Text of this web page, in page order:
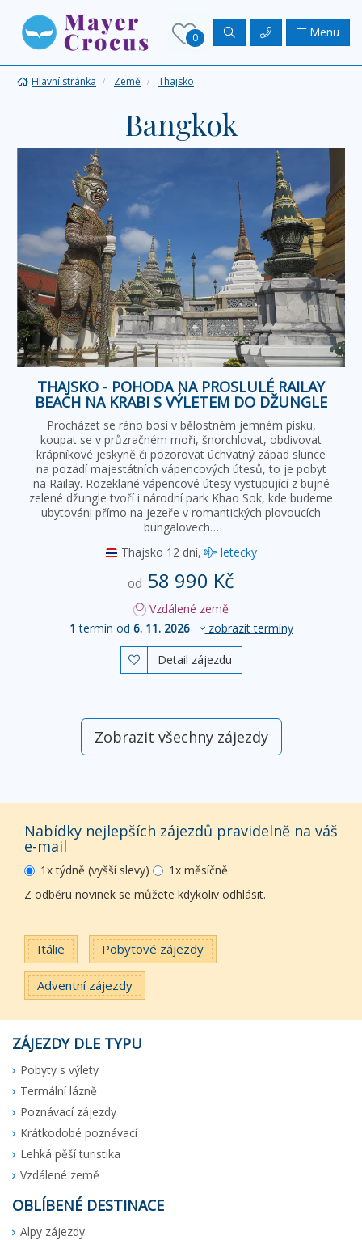
0 Menu
Hlavní stránka Země Thajsko
Bangkok
THAJSKO - POHODA NA PROSLULÉ RAILAY
BEACH NA KRABI S VÝLETEM DO DŽUNGLE
Procházet se ráno bosí v bělostném jemném písku,
koupat se v průzračném moři, šnorchlovat, obdivovat
krápníkové jeskyně či pozorovat úchvatný západ slunce
na pozadí majestátních vápencových útesů, to je pobyt
na Railay. Rozeklané vápencové útesy vystupující z bujné
zelené džungle tvoří i národní park Khao Sok, kde budeme
ubytováni přímo na jezeře v romantických plovoucích
bungalovech…
Thajsko 12 dní, letecky
od 58 990 Kč
Vzdálené země
1 termín od 6. 11. 2026 zobrazit termíny
 Detail zájezdu
Zobrazit všechny zájezdy
Nabídky nejlepších zájezdů pravidelně na váš
e-mail
1x týdně (vyšší slevy)
1x měsíčně
Z odběru novinek se můžete kdykoliv odhlásit.
Itálie Pobytové zájezdy
Adventní zájezdy
ZÁJEZDY DLE TYPU
Pobyty s výlety
Termální lázně
Poznávací zájezdy
Krátkodobé poznávací
Lehká pěší turistika
Vzdálené země
OBLÍBENÉ DESTINACE
Alpy zájezdy